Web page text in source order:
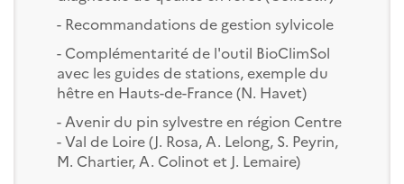
- Recommandations de gestion sylvicole
- Complémentarité de l'outil BioClimSol
avec les guides de stations, exemple du
hêtre en Hauts-de-France (N. Havet)
- Avenir du pin sylvestre en région Centre
- Val de Loire (J. Rosa, A. Lelong, S. Peyrin,
M. Chartier, A. Colinot et J. Lemaire)